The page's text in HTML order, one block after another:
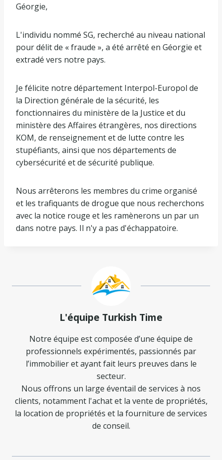
Géorgie,
L'individu nommé SG, recherché au niveau national
pour délit de « fraude », a été arrêté en Géorgie et
extradé vers notre pays.
Je félicite notre département Interpol-Europol de
la Direction générale de la sécurité, les
fonctionnaires du ministère de la Justice et du
ministère des Affaires étrangères, nos directions
KOM, de renseignement et de lutte contre les
stupéfiants, ainsi que nos départements de
cybersécurité et de sécurité publique.
Nous arrêterons les membres du crime organisé
et les trafiquants de drogue que nous recherchons
avec la notice rouge et les ramènerons un par un
dans notre pays. Il n'y a pas d'échappatoire.
L'équipe Turkish Time
Notre équipe est composée d’une équipe de
professionnels expérimentés, passionnés par
l’immobilier et ayant fait leurs preuves dans le
secteur.
Nous offrons un large éventail de services à nos
clients, notamment l'achat et la vente de propriétés,
la location de propriétés et la fourniture de services
de conseil.